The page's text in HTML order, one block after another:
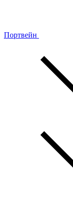
Портвейн